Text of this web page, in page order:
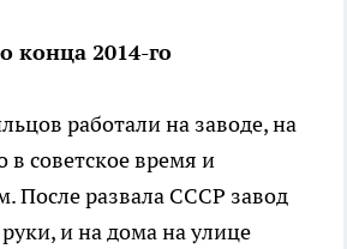
конца 2014-го
работали на заводе, на
в советское время и
После развала СССР завод
и на дома на улице